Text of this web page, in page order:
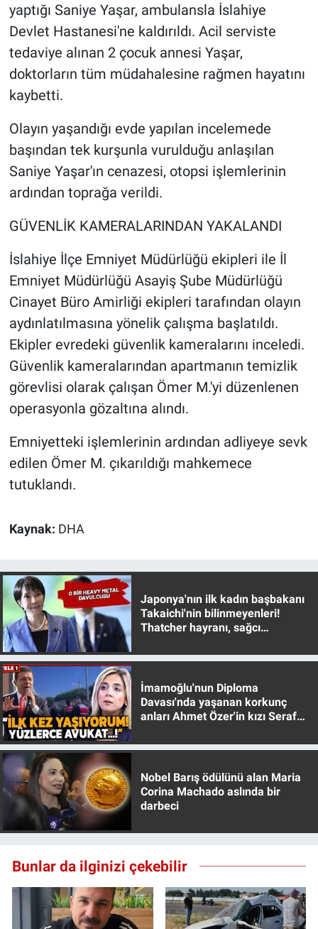
yaptığı Saniye Yaşar, ambulansla İslahiye
Devlet Hastanesi'ne kaldırıldı. Acil serviste
tedaviye alınan 2 çocuk annesi Yaşar,
doktorların tüm müdahalesine rağmen hayatını
kaybetti.
Olayın yaşandığı evde yapılan incelemede
başından tek kurşunla vurulduğu anlaşılan
Saniye Yaşar'ın cenazesi, otopsi işlemlerinin
ardından toprağa verildi.
GÜVENLİK KAMERALARINDAN YAKALANDI
İslahiye İlçe Emniyet Müdürlüğü ekipleri ile İl
Emniyet Müdürlüğü Asayiş Şube Müdürlüğü
Cinayet Büro Amirliği ekipleri tarafından olayın
aydınlatılmasına yönelik çalışma başlatıldı.
Ekipler evredeki güvenlik kameralarını inceledi.
Güvenlik kameralarından apartmanın temizlik
görevlisi olarak çalışan Ömer M.'yi düzenlenen
operasyonla gözaltına alındı.
Emniyetteki işlemlerinin ardından adliyeye sevk
edilen Ömer M. çıkarıldığı mahkemece
tutuklandı.
Kaynak: DHA
Japonya'nın ilk kadın başbakanı
Takaichi'nin bilinmeyenleri!
Thatcher hayranı, sağcı
İmamoğlu'nun Diploma
Davası'nda yaşanan korkunç
anları Ahmet Özer'in kızı Seraf
Nobel Barış ödülünü alan Maria
Corina Machado aslında bir
darbeci
Bunlar da ilginizi çekebilir
Popüler
Programlar
Sağlık
Spor
Türkiye'nin Geleceği
Türkiye'nin Gündemi
Yerel Gündem
Yerel Yaşam
Canlı Yayın